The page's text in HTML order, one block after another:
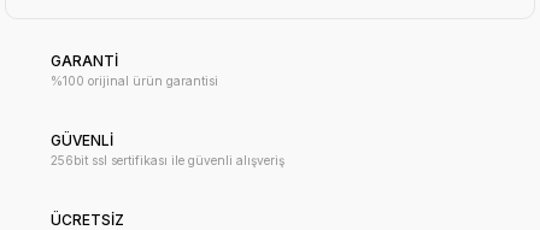
GARANTİ
%100 orijinal ürün garantisi
GÜVENLİ
256bit ssl sertifikası ile güvenli alışveriş
ÜCRETSİZ